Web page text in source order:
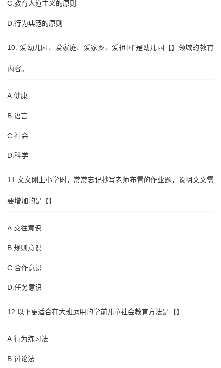
C.教育人道主义的原则
D.行为典范的原则
10.“爱幼儿园、爱家庭、爱家乡、爱祖国”是幼儿园【】领域的教育
内容。
A.健康
B.语言
C.社会
D.科学
11.文文刚上小学时，常常忘记抄写老师布置的作业题，说明文文需
要增加的是【】
A.交往意识
B.规则意识
C.合作意识
D.任务意识
12.以下更适合在大班运用的学前儿童社会教育方法是【】
A.行为练习法
B.讨论法